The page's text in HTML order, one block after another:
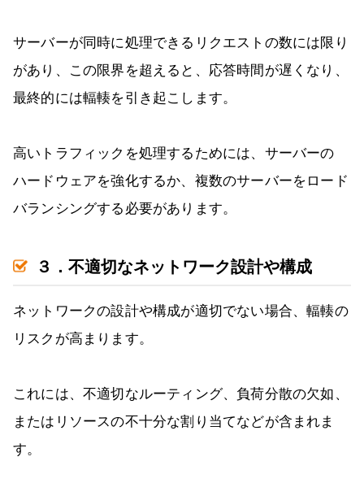
サーバーが同時に処理できるリクエストの数には限り
があり、この限界を超えると、応答時間が遅くなり、
最終的には輻輳を引き起こします。
高いトラフィックを処理するためには、サーバーの
ハードウェアを強化するか、複数のサーバーをロード
バランシングする必要があります。
３．不適切なネットワーク設計や構成
ネットワークの設計や構成が適切でない場合、輻輳の
リスクが高まります。
これには、不適切なルーティング、負荷分散の欠如、
またはリソースの不十分な割り当てなどが含まれま
す。